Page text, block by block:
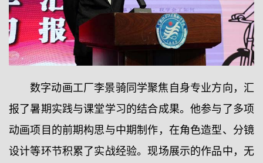
数字动画工厂李景骑同学聚焦自身专业方向，汇
报了暑期实践与课堂学习的结合成果。他参与了多项
动画项目的前期构思与中期制作，在角色造型、分镜
设计等环节积累了实战经验。现场展示的作品中，无